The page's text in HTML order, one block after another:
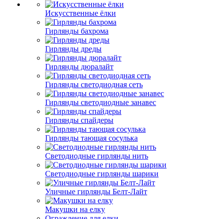
Искусственные ёлки
Гирлянды бахрома
Гирлянды дреды
Гирлянды дюралайт
Гирлянды светодиодная сеть
Гирлянды светодиодные занавес
Гирлянды спайдеры
Гирлянды тающая сосулька
Светодиодные гирлянды нить
Светодиодные гирлянды шарики
Уличные гирлянды Белт-Лайт
Макушки на елку